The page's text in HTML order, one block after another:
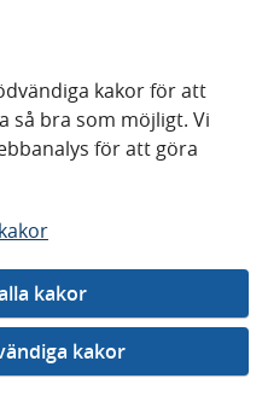
kakor för att
så bra som möjligt. Vi
för att göra